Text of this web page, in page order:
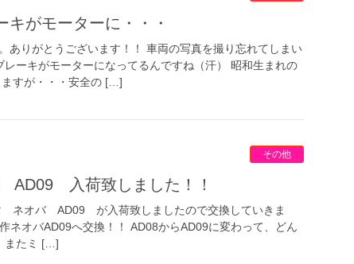
キがモーターに・・・
ありがとうございます！！ 車両の写真を撮り忘れてしまい
レーキがモーターになってるんですね（汗） 昭和生まれの
すが・・・安全の […]
その他
AD09 入荷致しました！！
ネオバ AD09 が入荷致しましたので交換していきま
ネオバAD09へ交換！！ AD08からAD09に変わって、どん
またミ […]